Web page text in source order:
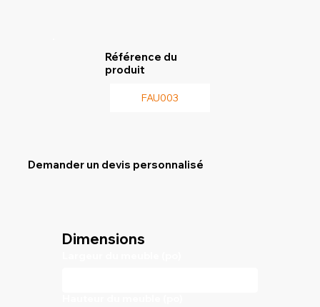
Référence du
produit
FAU003
Demander un devis personnalisé
Dimensions